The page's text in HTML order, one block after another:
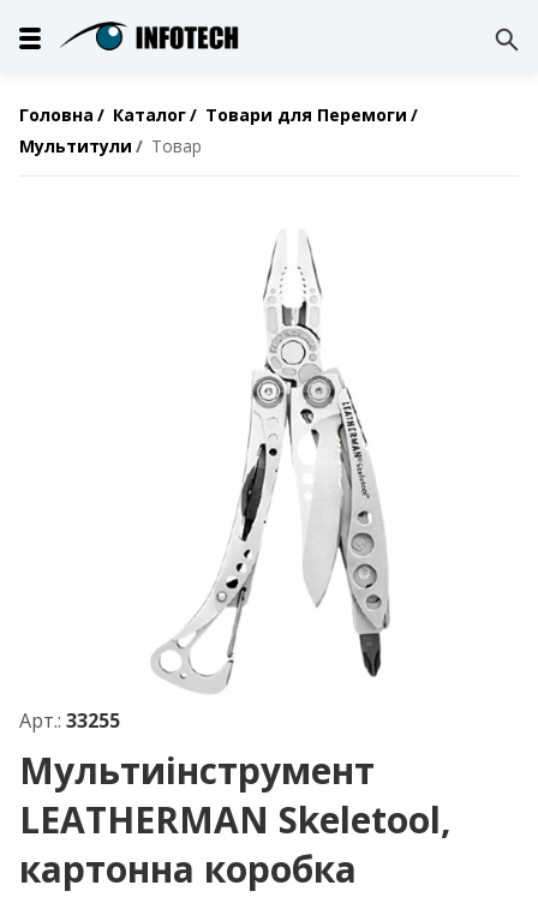
Головна Каталог
Товари для Перемоги
Мультитули
Товар
Арт.: 33255
Мультиінструмент
LEATHERMAN Skeletool,
картонна коробка